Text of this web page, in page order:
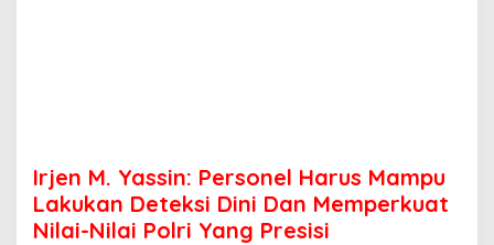
Irjen M. Yassin: Personel Harus Mampu
Lakukan Deteksi Dini Dan Memperkuat
Nilai-Nilai Polri Yang Presisi